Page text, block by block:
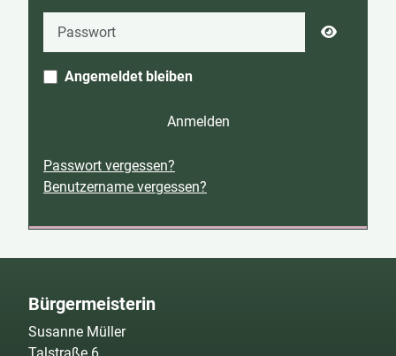
Angemeldet bleiben
Anmelden
Passwort vergessen?
Benutzername vergessen?
Bürgermeisterin
Susanne Müller